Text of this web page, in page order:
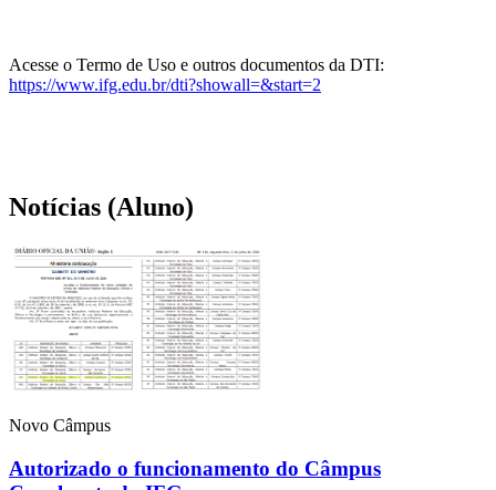
Acesse o Termo de Uso e outros documentos da DTI:
https://www.ifg.edu.br/dti?showall=&start=2
Notícias (Aluno)
Novo Câmpus
Autorizado o funcionamento do Câmpus